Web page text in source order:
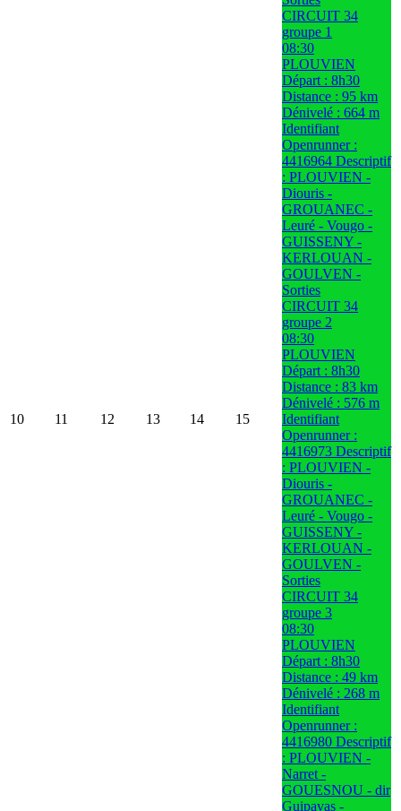
10 11 12 13 14 15
CIRCUIT 34
groupe 1
08:30
PLOUVIEN
Départ : 8h30
Distance : 95 km
Dénivelé : 664 m
Identifiant
Openrunner :
4416964 Descriptif
: PLOUVIEN -
Diouris -
GROUANEC -
Leuré - Vougo -
GUISSENY -
KERLOUAN -
GOULVEN -
Sorties
CIRCUIT 34
groupe 2
08:30
PLOUVIEN
Départ : 8h30
Distance : 83 km
Dénivelé : 576 m
Identifiant
Openrunner :
4416973 Descriptif
: PLOUVIEN -
Diouris -
GROUANEC -
Leuré - Vougo -
GUISSENY -
KERLOUAN -
GOULVEN -
Sorties
CIRCUIT 34
groupe 3
08:30
PLOUVIEN
Départ : 8h30
Distance : 49 km
Dénivelé : 268 m
Identifiant
Openrunner :
4416980 Descriptif
: PLOUVIEN -
Narret -
GOUESNOU - dir
Guipavas -